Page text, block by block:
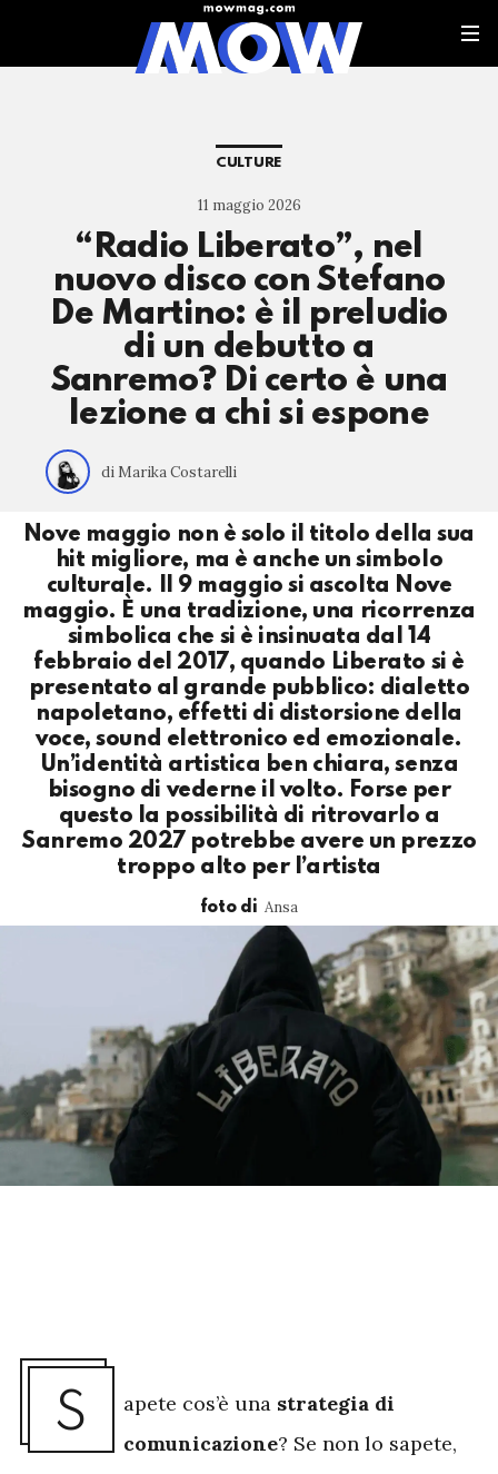
CULTURE
11 maggio 2026
“Radio Liberato”, nel
nuovo disco con Stefano
De Martino: è il preludio
di un debutto a
Sanremo? Di certo è una
lezione a chi si espone
di Marika Costarelli
Nove maggio non è solo il titolo della sua
hit migliore, ma è anche un simbolo
culturale. Il 9 maggio si ascolta Nove
maggio. È una tradizione, una ricorrenza
simbolica che si è insinuata dal 14
febbraio del 2017, quando Liberato si è
presentato al grande pubblico: dialetto
napoletano, effetti di distorsione della
voce, sound elettronico ed emozionale.
Un’identità artistica ben chiara, senza
bisogno di vederne il volto. Forse per
questo la possibilità di ritrovarlo a
Sanremo 2027 potrebbe avere un prezzo
troppo alto per l’artista
foto di Ansa
S apete cos’è una strategia di
comunicazione? Se non lo sapete,